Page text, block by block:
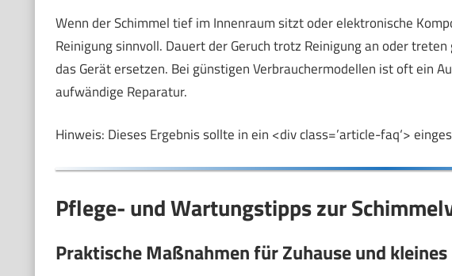
Wenn der Schimmel tief im Innenraum sitzt oder elektronische
Reinigung sinnvoll. Dauert der Geruch trotz Reinigung an oder
das Gerät ersetzen. Bei günstigen Verbrauchermodellen ist oft ein
aufwändige Reparatur.
Hinweis: Dieses Ergebnis sollte in ein <div class=’article-faq‘>
Pflege- und Wartungstipps zur
Praktische Maßnahmen für Zuhause und